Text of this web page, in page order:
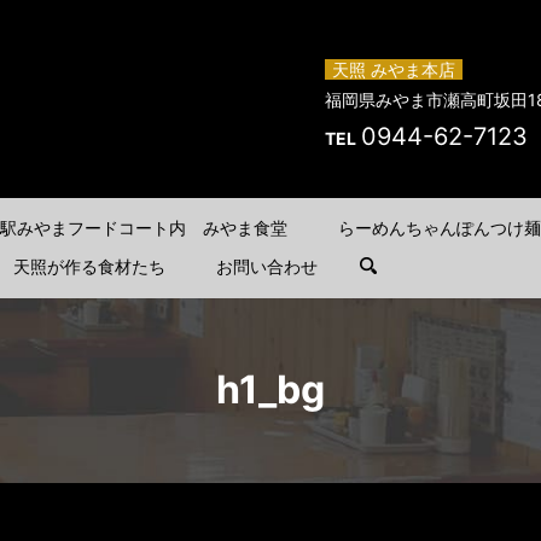
みやまフードコート内 みやま食堂
らーめんちゃんぽんつけ
天照が作る食材たち
お問い合わせ search
天照 みやま本店
福岡県みやま市瀬高町坂田
TEL 0944-62-7123
h1_bg